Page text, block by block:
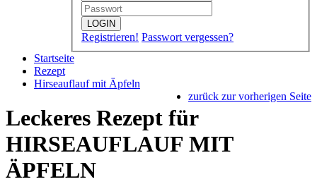
LOGIN
Registrieren! Passwort vergessen?
Startseite
Rezept
Hirseauflauf mit Äpfeln
zurück zur vorherigen Seite
Leckeres Rezept für
HIRSEAUFLAUF MIT
ÄPFELN